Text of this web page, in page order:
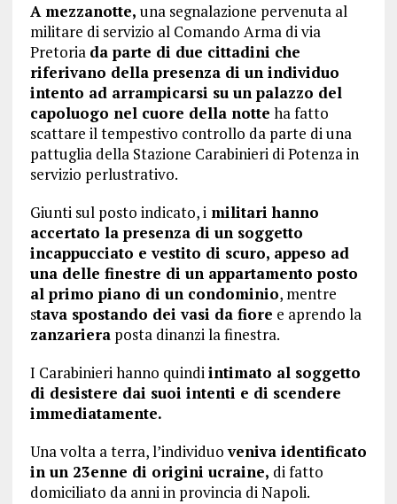
A mezzanotte, una segnalazione pervenuta al
militare di servizio al Comando Arma di via
Pretoria da parte di due cittadini che
riferivano della presenza di un individuo
intento ad arrampicarsi su un palazzo del
capoluogo nel cuore della notte ha fatto
scattare il tempestivo controllo da parte di una
pattuglia della Stazione Carabinieri di Potenza in
servizio perlustrativo.
Giunti sul posto indicato, imilitari hanno
accertato la presenza di un soggetto
incappucciato e vestito di scuro, appeso ad
una delle finestre di un appartamento posto
al primo piano di un condominio, mentre
stava spostando dei vasi da fiore e aprendo la
zanzarieraposta dinanzi la finestra.
I Carabinieri hanno quindiintimato al soggetto
di desistere dai suoi intenti e di scendere
immediatamente.
Una volta a terra, l’individuoveniva identificato
in un 23enne di origini ucraine, di fatto
domiciliato da anni in provincia di Napoli.